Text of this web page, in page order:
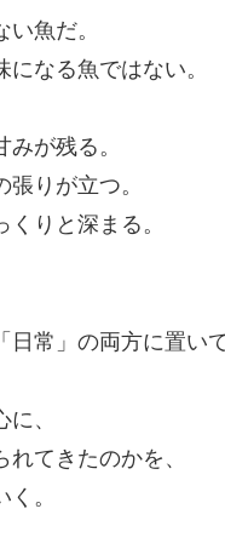
魚だ。
なる魚ではない。
が残る。
りが立つ。
りと深まる。
日常」の両方に置い
、
てきたのかを、
。